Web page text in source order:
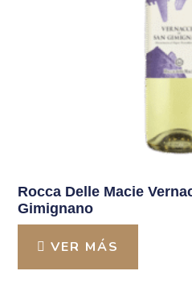
Rocca Delle Macie
Gimignano
VER MÁS